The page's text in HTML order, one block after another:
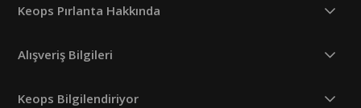
Keops Pırlanta Hakkında
Alışveriş Bilgileri
Keops Bilgilendiriyor